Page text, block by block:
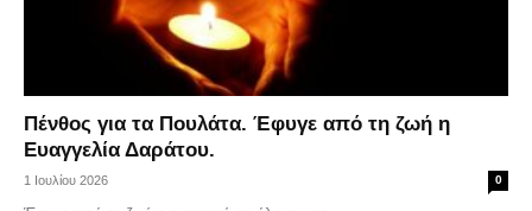
Πένθος για τα Πουλάτα. Έφυγε από τη ζωή η
Ευαγγελία Δαράτου.
1 Ιουλίου 2026 0